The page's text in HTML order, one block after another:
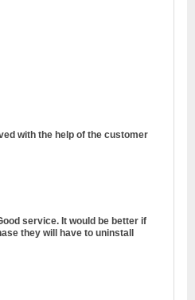
with the help of the customer
service. It would be better if
they will have to uninstall